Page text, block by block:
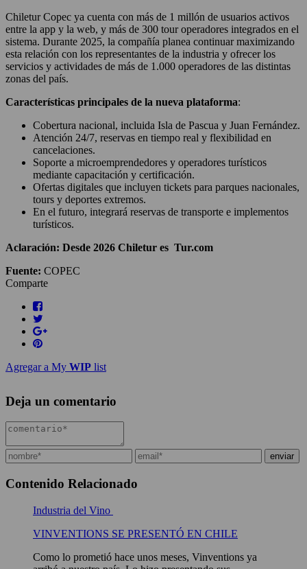
Chiletur Copec ya cuenta con más de 1 millón de usuarios activos
entre la app y la web, y más de 300 tour operadores integrados en el
sistema. Durante 2025, la compañía planea continuar maximizando
esta relación con los representantes de la industria y ofrecer los
servicios y actividades de más de 1.000 operadores de las distintas
zonas del país.
Características principales de la nueva plataforma:
Cobertura nacional, incluida Isla de Pascua y Juan Fernández.
Atención 24/7, reservas en tiempo real y flexibilidad en
cancelaciones.
Soporte a microemprendedores y operadores turísticos
mediante capacitación y certificación.
Ofertas digitales que incluyen tickets para parques nacionales,
tours y deportes extremos.
En el futuro, integrará reservas de transporte e implementos
turísticos.
Aclaración: Desde 2026 Chiletur es Tur.com
Fuente: COPEC
Comparte
Agregar a My WIP list
Deja un comentario
Contenido Relacionado
Industria del Vino
VINVENTIONS SE PRESENTÓ EN CHILE
Como lo prometió hace unos meses, Vinventions ya